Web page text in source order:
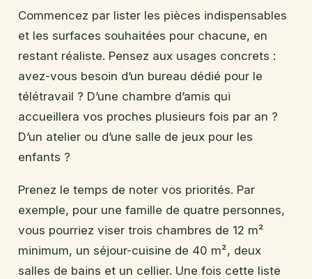
Commencez par lister les pièces indispensables
et les surfaces souhaitées pour chacune, en
restant réaliste. Pensez aux usages concrets :
avez-vous besoin d’un bureau dédié pour le
télétravail ? D’une chambre d’amis qui
accueillera vos proches plusieurs fois par an ?
D’un atelier ou d’une salle de jeux pour les
enfants ?
Prenez le temps de noter vos priorités. Par
exemple, pour une famille de quatre personnes,
vous pourriez viser trois chambres de 12 m²
minimum, un séjour-cuisine de 40 m², deux
salles de bains et un cellier. Une fois cette liste